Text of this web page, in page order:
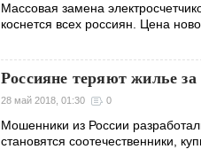
Массовая замена
коснется всех россиян. Цена
Россияне теряют жилье за
28 май 2018, 01:30 0
Мошенники из России
становятся соотечественники,